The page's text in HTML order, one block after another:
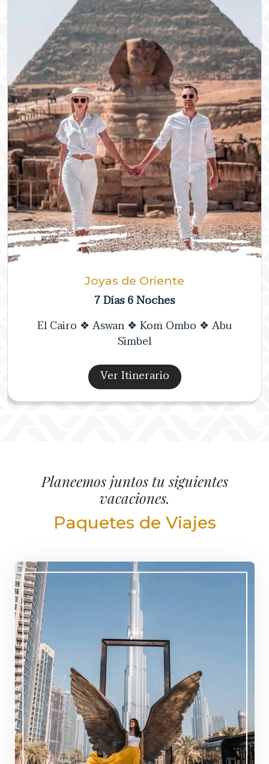
Joyas de Oriente
7 Días 6 Noches
El Cairo ❖ Aswan ❖ Kom Ombo ❖ Abu
Simbel
Ver Itinerario
Planeemos juntos tu siguientes
vacaciones.
Paquetes de Viajes